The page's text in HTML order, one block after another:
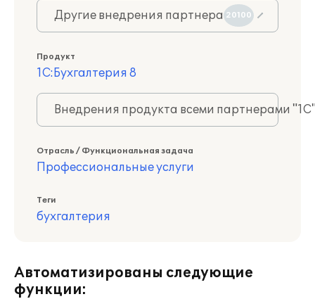
Другие внедрения партнера 20100
Продукт
1С:Бухгалтерия 8
Внедрения продукта всеми партнерами
Отрасль / Функциональная задача
Профессиональные услуги
Теги
бухгалтерия
Автоматизированы следующие
функции: